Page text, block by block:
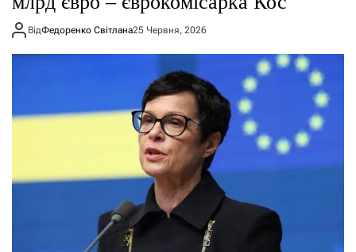
ВідФедоренко Світлана25 Червня, 2026